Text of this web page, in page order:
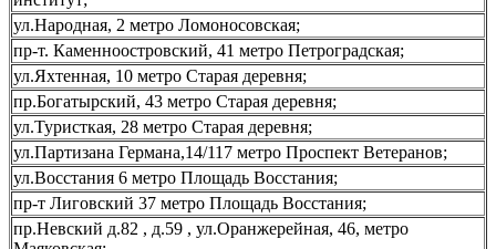
ул.Народная, 2 метро Ломоносовская;
пр-т. Каменноостровский, 41 метро Петроградская;
ул.Яхтенная, 10 метро Старая деревня;
пр.Богатырский, 43 метро Старая деревня;
ул.Туристкая, 28 метро Старая деревня;
ул.Партизана Германа,14/117 метро Проспект Ветеранов;
ул.Восстания 6 метро Площадь Восстания;
пр-т Лиговский 37 метро Площадь Восстания;
пр.Невский д.82 , д.59 , ул.Оранжерейная, 46, метро